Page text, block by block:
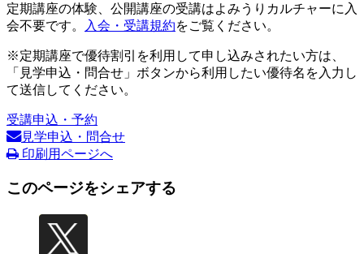
定期講座の体験、公開講座の受講はよみうりカルチャーに入
会不要です。
入会・受講規約をご覧ください。
※定期講座で優待割引を利用して申し込みされたい方は、
「見学申込・問合せ」ボタンから利用したい優待名を入力し
て送信してください。
受講申込・予約
見学申込・問合せ
印刷用ページへ
このページをシェアする